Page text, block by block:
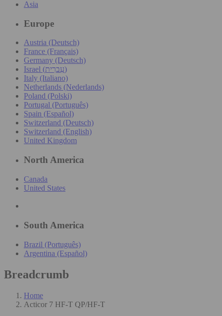
Asia
Europe
Austria (Deutsch)
France (Français)
Germany (Deutsch)
Israel (עִברִית)
Italy (Italiano)
Netherlands (Nederlands)
Poland (Polski)
Portugal (Português)
Spain (Español)
Switzerland (Deutsch)
Switzerland (English)
United Kingdom
North America
Canada
United States
South America
Brazil (Português)
Argentina (Español)
Breadcrumb
Home
Acticor 7 HF-T QP/HF-T